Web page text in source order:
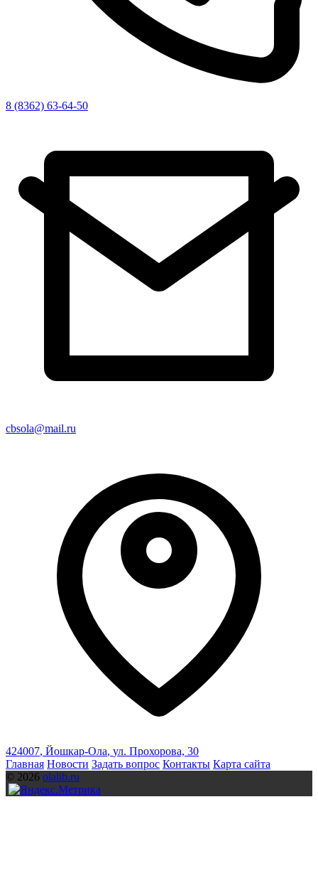
8 (8362) 63-64-50
cbsola@mail.ru
424007, Йошкар-Ола, ул. Прохорова, 30
Главная Новости Задать вопрос Контакты Карта сайта
© 2026 olalib.ru